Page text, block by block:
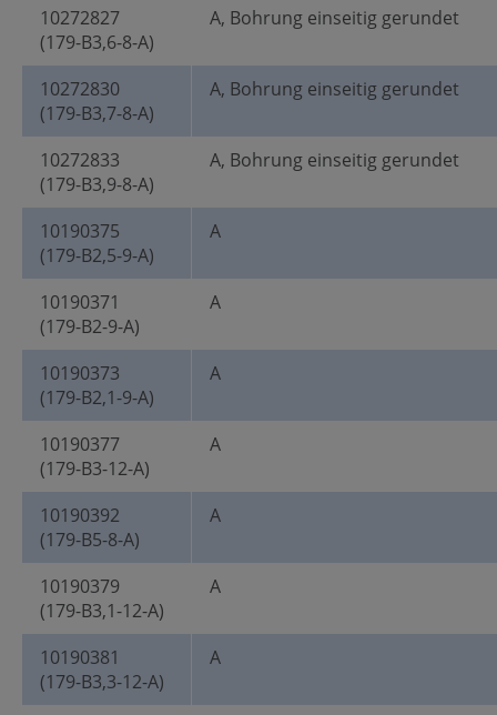
10272827
(179-B3,6-8-A)
A, Bohrung einseitig gerundet
10272830
(179-B3,7-8-A)
A, Bohrung einseitig gerundet
10272833
(179-B3,9-8-A)
A, Bohrung einseitig gerundet
10190375
(179-B2,5-9-A)
A
10190371
(179-B2-9-A)
A
10190373
(179-B2,1-9-A)
A
10190377
(179-B3-12-A)
A
10190392
(179-B5-8-A)
A
10190379
(179-B3,1-12-A)
A
10190381
(179-B3,3-12-A)
A